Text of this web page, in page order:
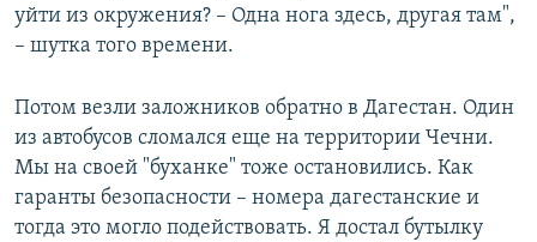
уйти из окружения? – Одна нога здесь, другая там",
– шутка того времени.
Потом везли заложников обратно в Дагестан. Один
из автобусов сломался еще на территории Чечни.
Мы на своей "буханке" тоже остановились. Как
гаранты безопасности – номера дагестанские и
тогда это могло подействовать. Я достал бутылку